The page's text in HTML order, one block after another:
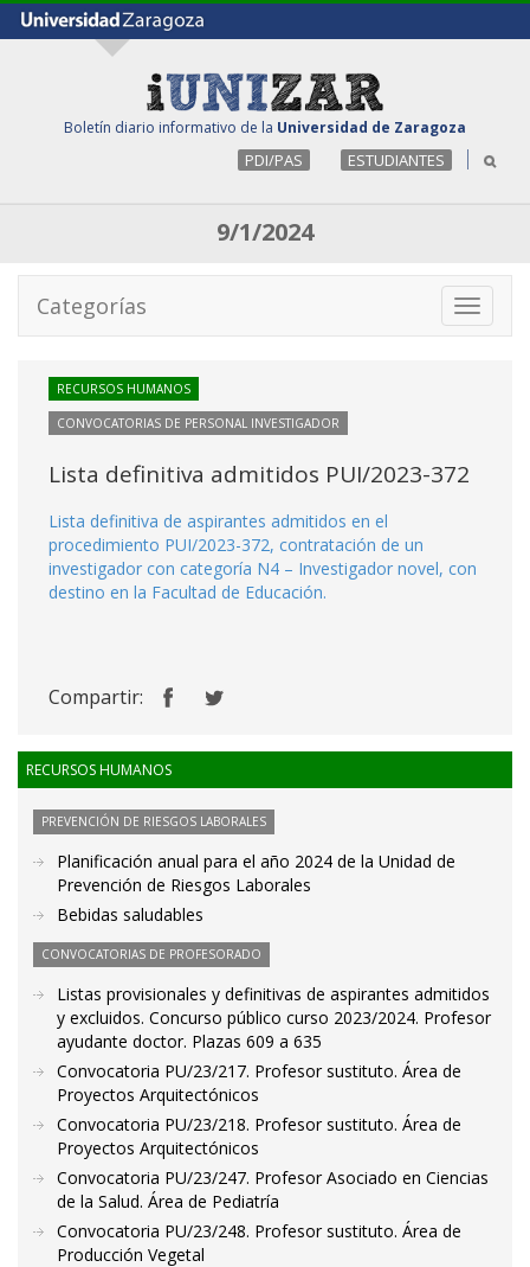
Boletín diario informativo de la Universidad de Zaragoza
PDI/PAS ESTUDIANTES
9/1/2024
Toggle
Categorías
RECURSOS HUMANOS
CONVOCATORIAS DE PERSONAL INVESTIGADOR
Lista definitiva admitidos PUI/2023-372
Lista definitiva de aspirantes admitidos en el
procedimiento PUI/2023-372, contratación de un
investigador con categoría N4 – Investigador novel, con
destino en la Facultad de Educación.
Compartir:
RECURSOS HUMANOS
PREVENCIÓN DE RIESGOS LABORALES
Planificación anual para el año 2024 de la Unidad de
Prevención de Riesgos Laborales
Bebidas saludables
CONVOCATORIAS DE PROFESORADO
Listas provisionales y definitivas de aspirantes admitidos
y excluidos. Concurso público curso 2023/2024. Profesor
ayudante doctor. Plazas 609 a 635
Convocatoria PU/23/217. Profesor sustituto. Área de
Proyectos Arquitectónicos
Convocatoria PU/23/218. Profesor sustituto. Área de
Proyectos Arquitectónicos
Convocatoria PU/23/247. Profesor Asociado en Ciencias
de la Salud. Área de Pediatría
Convocatoria PU/23/248. Profesor sustituto. Área de
Producción Vegetal